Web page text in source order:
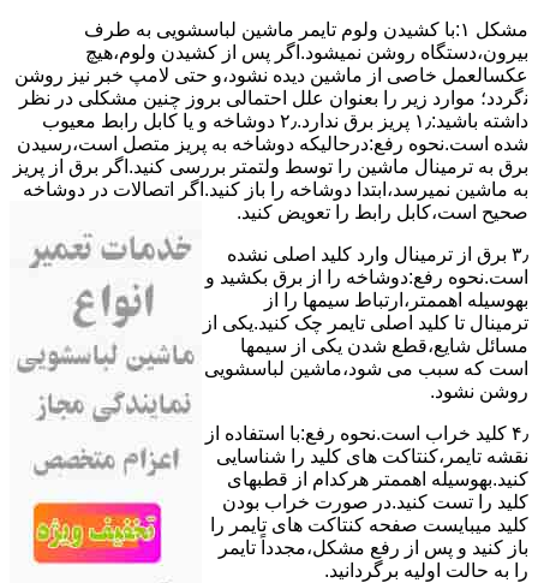
مشکل ۱:ﺑﺎ ﮐﺸﯿﺪن وﻟﻮم ﺗﺎﯾﻤﺮ ماشین لباسشویی به طرف
ﺑﯿﺮون،دستگاه روﺷﻦ نمیشود.اﮔﺮ ﭘﺲ از ﮐﺸﯿﺪن وﻟﻮم،ﻫﯿﭻ
عکسالعمل ﺧﺎﺻﯽ از ﻣﺎﺷﯿﻦ دﯾﺪه نشود،و حتی ﻻﻣﭗ ﺧﺒﺮ ﻧﯿﺰ روﺷﻦ
ﻧگردد؛ موارد زیر را بعنوان ﻋﻠﻞ احتمالی بروز چنین مشکلی در نظر
داشته باشید:۱٫ ﭘﺮﯾﺰ ﺑﺮق ﻧﺪارد.۲٫ دوﺷﺎﺧﻪ و ﯾﺎ ﮐﺎﺑﻞ راﺑﻂ ﻣﻌﯿﻮب
ﺷﺪه است.نحوه رفع:درحالیکه دوﺷﺎﺧﻪ ﺑﻪ ﭘﺮﯾﺰ ﻣﺘﺼﻞ اﺳﺖ،رﺳﯿﺪن
ﺑﺮق ﺑﻪ ﺗﺮﻣﯿﻨﺎل ﻣﺎﺷﯿﻦ را ﺗﻮﺳﻂ ولتمتر بررسی ﮐﻨﯿﺪ.اﮔﺮ ﺑﺮق از ﭘﺮﯾﺰ
ﺑﻪ ﻣﺎﺷﯿﻦ نمیرسد،اﺑﺘﺪا دوشاخه را باز کنید.اﮔﺮ اﺗﺼﺎﻻت در دوشاخه
ﺻﺤﯿﺢ اﺳﺖ،ﮐﺎﺑﻞ راﺑﻂ را ﺗﻌﻮﯾﺾ کنید.
۳٫ ﺑﺮق از ﺗﺮﻣﯿﻨﺎل وارد ﮐﻠﯿﺪ اﺻﻠﯽ ﻧﺸﺪه
است.نحوه رﻓﻊ:دوشاخه را از ﺑﺮق بکشید و
بهوسیله اهممتر،ارﺗﺒﺎط سیمها را از
ﺗﺮﻣﯿﻨﺎل ﺗﺎ ﮐﻠﯿﺪ اﺻﻠﯽ ﺗﺎﯾﻤﺮ چک کنید.یکی از
مسائل شایع،ﻗﻄﻊ شدن ﯾﮑﯽ از سیمها
است که سبب می شود،ﻣﺎﺷﯿﻦ لباسشویی
روﺷﻦ نشود.
۴٫ ﮐﻠﯿﺪ ﺧﺮاب اﺳﺖ.نحوه رفع:ﺑﺎ اﺳﺘﻔﺎده از
ﻧﻘﺸﻪ ﺗﺎﯾﻤﺮ،ﮐﻨﺘﺎﮐﺖ ﻫﺎی ﮐﻠﯿﺪ را ﺷﻨﺎﺳﺎﯾﯽ
کنید.بهوسیله اهممتر هرکدام از قطبهای
ﮐﻠﯿﺪ را ﺗﺴﺖ ﮐﻨﯿﺪ.در ﺻﻮرت ﺧﺮاب ﺑﻮدن
ﮐﻠﯿﺪ میبایست ﺻﻔﺤﻪ ﮐﻨﺘﺎﮐﺖ ﻫﺎی ﺗﺎﯾﻤﺮ را
باز کنید و ﭘﺲ از رﻓﻊ مشکل،مجدداً ﺗﺎﯾﻤﺮ
را به حالت اوﻟﯿﻪ برگردانید.